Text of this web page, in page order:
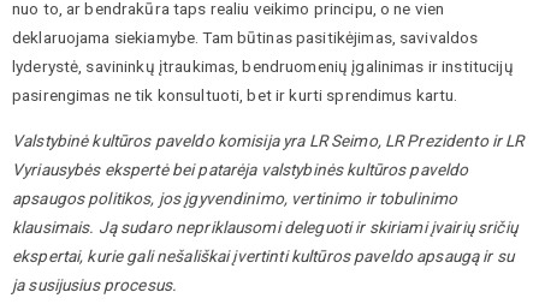
nuo to, ar bendrakūra taps realiu veikimo principu, o ne vien
deklaruojama siekiamybe. Tam būtinas pasitikėjimas, savivaldos
lyderystė, savininkų įtraukimas, bendruomenių įgalinimas ir institucijų
pasirengimas ne tik konsultuoti, bet ir kurti sprendimus kartu.
Valstybinė kultūros paveldo komisija yra LR Seimo, LR Prezidento ir LR
Vyriausybės ekspertė bei patarėja valstybinės kultūros paveldo
apsaugos politikos, jos įgyvendinimo, vertinimo ir tobulinimo
klausimais. Ją sudaro nepriklausomi deleguoti ir skiriami įvairių sričių
ekspertai, kurie gali nešališkai įvertinti kultūros paveldo apsaugą ir su
ja susijusius procesus.